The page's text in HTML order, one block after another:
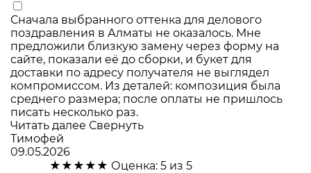
Сначала выбранного оттенка для делового
поздравления в Алматы не оказалось. Мне
предложили близкую замену через форму на
сайте, показали её до сборки, и букет для
доставки по адресу получателя не выглядел
компромиссом. Из деталей: композиция была
среднего размера; после оплаты не пришлось
писать несколько раз.
Читать далее Свернуть
Тимофей
09.05.2026
★★★★★ Оценка: 5 из 5